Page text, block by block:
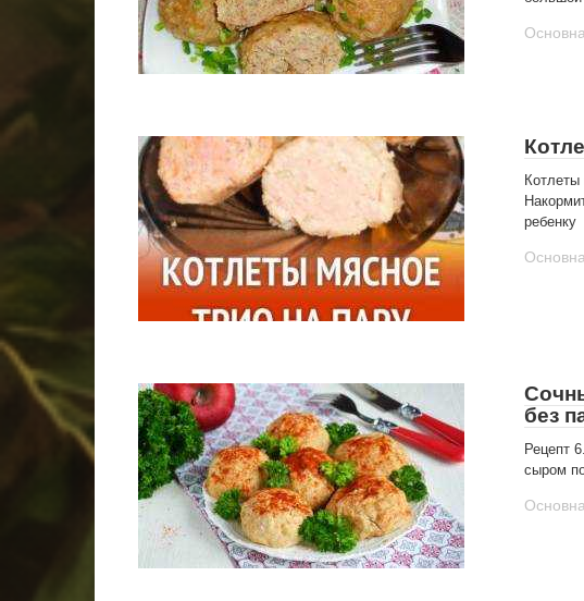
Котлеты
ребенку
без
Рецепт
сыром